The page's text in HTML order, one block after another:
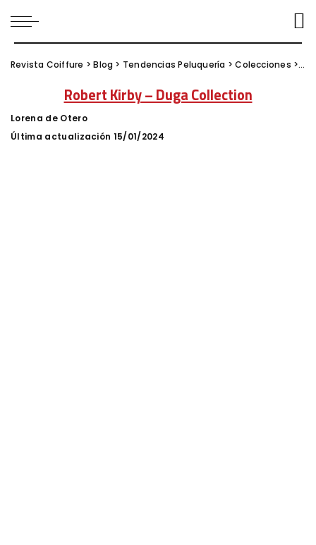
Revista Coiffure >Blog > Tendencias Peluquería >Colecciones >
Robert Kirby – Duga Collection
Posted
by
Lorena de Otero
Última actualización 15/01/2024